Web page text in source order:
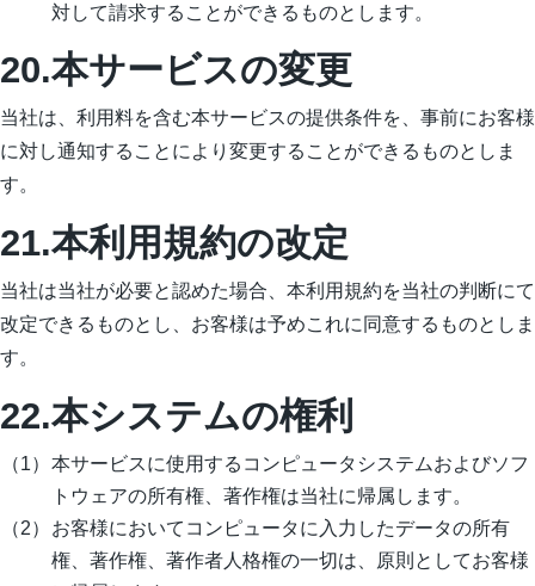
対して請求することができるものとします。
20.本サービスの変更
当社は、利用料を含む本サービスの提供条件を、事前にお客様
に対し通知することにより変更することができるものとしま
す。
21.本利用規約の改定
当社は当社が必要と認めた場合、本利用規約を当社の判断にて
改定できるものとし、お客様は予めこれに同意するものとしま
す。
22.本システムの権利
本サービスに使用するコンピュータシステムおよびソフ
トウェアの所有権、著作権は当社に帰属します。
お客様においてコンピュータに入力したデータの所有
権、著作権、著作者人格権の一切は、原則としてお客様